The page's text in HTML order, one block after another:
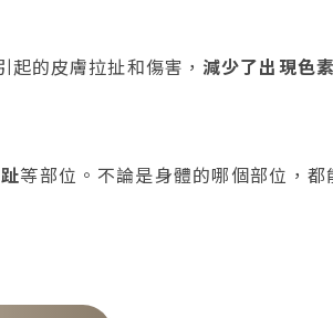
的皮膚拉扯和傷害， 減少了出現色
等部位。不論是身體的哪個部位，